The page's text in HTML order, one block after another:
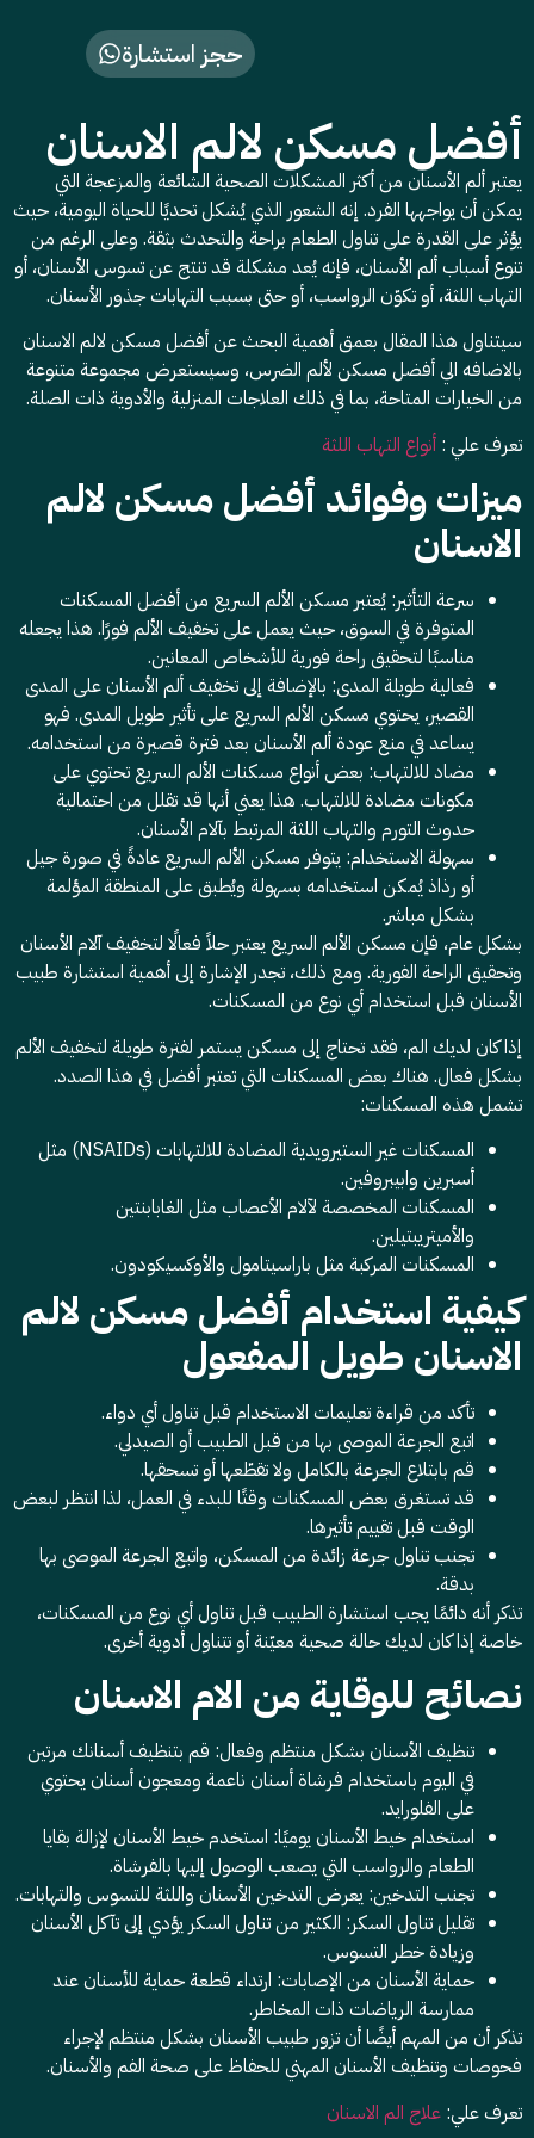
حجز استشارة
أفضل مسكن لالم الاسنان
يعتبر ألم الأسنان من أكثر المشكلات الصحية الشائعة والمزعجة التي
يمكن أن يواجهها الفرد. إنه الشعور الذي يُشكل تحديًا للحياة اليومية، حيث
يؤثر على القدرة على تناول الطعام براحة والتحدث بثقة. وعلى الرغم من
تنوع أسباب ألم الأسنان، فإنه يُعد مشكلة قد تنتج عن تسوس الأسنان، أو
التهاب اللثة، أو تكوّن الرواسب، أو حتى بسبب التهابات جذور الأسنان.
سيتناول هذا المقال بعمق أهمية البحث عن أفضل مسكن لالم الاسنان
بالاضافه الي أفضل مسكن لألم الضرس، وسيستعرض مجموعة متنوعة
من الخيارات المتاحة، بما في ذلك العلاجات المنزلية والأدوية ذات الصلة.
تعرف علي : أنواع التهاب اللثة
ميزات وفوائد أفضل مسكن لالم
الاسنان
سرعة التأثير: يُعتبر مسكن الألم السريع من أفضل المسكنات
المتوفرة في السوق، حيث يعمل على تخفيف الألم فورًا. هذا يجعله
مناسبًا لتحقيق راحة فورية للأشخاص المعانين.
فعالية طويلة المدى: بالإضافة إلى تخفيف ألم الأسنان على المدى
القصير، يحتوي مسكن الألم السريع على تأثير طويل المدى. فهو
يساعد في منع عودة ألم الأسنان بعد فترة قصيرة من استخدامه.
مضاد للالتهاب: بعض أنواع مسكنات الألم السريع تحتوي على
مكونات مضادة للالتهاب. هذا يعني أنها قد تقلل من احتمالية
حدوث التورم والتهاب اللثة المرتبط بآلام الأسنان.
سهولة الاستخدام: يتوفر مسكن الألم السريع عادةً في صورة جيل
أو رذاذ يُمكن استخدامه بسهولة ويُطبق على المنطقة المؤلمة
بشكل مباشر.
بشكل عام، فإن مسكن الألم السريع يعتبر حلاً فعالًا لتخفيف آلام الأسنان
وتحقيق الراحة الفورية. ومع ذلك، تجدر الإشارة إلى أهمية استشارة طبيب
الأسنان قبل استخدام أي نوع من المسكنات.
إذا كان لديك الم، فقد تحتاج إلى مسكن يستمر لفترة طويلة لتخفيف الألم
بشكل فعال. هناك بعض المسكنات التي تعتبر أفضل في هذا الصدد.
تشمل هذه المسكنات:
المسكنات غير الستيرويدية المضادة للالتهابات (NSAIDs) مثل
أسبرين وابيبروفين.
المسكنات المخصصة لآلام الأعصاب مثل الغابابنتين
والأميتريبتيلين.
المسكنات المركبة مثل باراسيتامول والأوكسيكودون.
كيفية استخدام أفضل مسكن لالم
الاسنان طويل المفعول
تأكد من قراءة تعليمات الاستخدام قبل تناول أي دواء.
اتبع الجرعة الموصى بها من قبل الطبيب أو الصيدلي.
قم بابتلاع الجرعة بالكامل ولا تقطّعها أو تسحقها.
قد تستغرق بعض المسكنات وقتًا للبدء في العمل، لذا انتظر لبعض
الوقت قبل تقييم تأثيرها.
تجنب تناول جرعة زائدة من المسكن، واتبع الجرعة الموصى بها
بدقة.
تذكر أنه دائمًا يجب استشارة الطبيب قبل تناول أي نوع من المسكنات،
خاصة إذا كان لديك حالة صحية معيّنة أو تتناول أدوية أخرى.
نصائح للوقاية من الام الاسنان
تنظيف الأسنان بشكل منتظم وفعال: قم بتنظيف أسنانك مرتين
في اليوم باستخدام فرشاة أسنان ناعمة ومعجون أسنان يحتوي
على الفلورايد.
استخدام خيط الأسنان يوميًا: استخدم خيط الأسنان لإزالة بقايا
الطعام والرواسب التي يصعب الوصول إليها بالفرشاة.
تجنب التدخين: يعرض التدخين الأسنان واللثة للتسوس والتهابات.
تقليل تناول السكر: الكثير من تناول السكر يؤدي إلى تآكل الأسنان
وزيادة خطر التسوس.
حماية الأسنان من الإصابات: ارتداء قطعة حماية للأسنان عند
ممارسة الرياضات ذات المخاطر.
تذكر أن من المهم أيضًا أن تزور طبيب الأسنان بشكل منتظم لإجراء
فحوصات وتنظيف الأسنان المهني للحفاظ على صحة الفم والأسنان.
تعرف علي: علاج الم الاسنان